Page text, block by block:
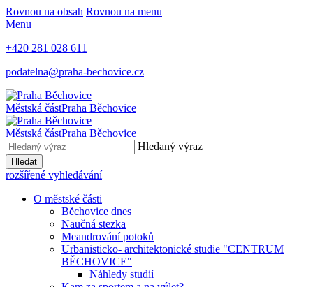
Rovnou na obsah Rovnou na menu
Menu
+420 281 028 611
podatelna@praha-bechovice.cz
Městská částPraha Běchovice
Městská částPraha Běchovice
Hledaný výraz
Hledat
rozšířené vyhledávání
O městské části
Běchovice dnes
Naučná stezka
Meandrování potoků
Urbanisticko- architektonické studie "CENTRUM
BĚCHOVICE"
Náhledy studií